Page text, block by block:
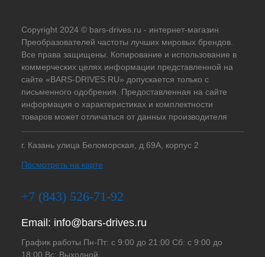
Copyright 2024 © bars-drives.ru - интернет-магазин
Преобразователей частоты лучших мировых брендов.
Все права защищены. Копирование и использование в
коммерческих целях информации представленной на
сайте «BARS-DRIVES.RU» допускается только с
письменного одобрения. Предоставленная на сайте
информация о характеристиках и комплектности
товаров может отличаться от данных производителя
г. Казань улица Беломорская, д.69А, корпус 2
Посмотреть на карте
+7 (843) 526-71-92
Email: info@bars-drives.ru
График работы Пн-Пт: с 9:00 до 21:00 Сб: с 9:00 до
18:00 Вс: Выходной